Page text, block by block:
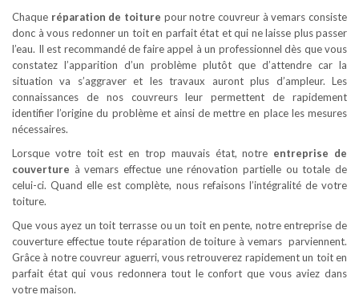
Chaque réparation de toiture pour notre couvreur à vemars consiste
donc à vous redonner un toit en parfait état et qui ne laisse plus passer
l’eau. Il est recommandé de faire appel à un professionnel dès que vous
constatez l’apparition d’un problème plutôt que d’attendre car la
situation va s’aggraver et les travaux auront plus d’ampleur. Les
connaissances de nos couvreurs leur permettent de rapidement
identifier l’origine du problème et ainsi de mettre en place les mesures
nécessaires.
Lorsque votre toit est en trop mauvais état, notre entreprise de
couverture à vemars effectue une rénovation partielle ou totale de
celui-ci. Quand elle est complète, nous refaisons l’intégralité de votre
toiture.
Que vous ayez un toit terrasse ou un toit en pente, notre entreprise de
couverture effectue toute réparation de toiture à vemars parviennent.
Grâce à notre couvreur aguerri, vous retrouverez rapidement un toit en
parfait état qui vous redonnera tout le confort que vous aviez dans
votre maison.